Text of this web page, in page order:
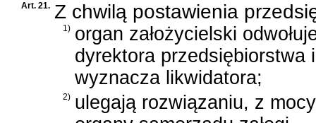
Art. 21. Z chwilą postawienia
1) organ założycielski
dyrektora przedsiębiorstwa i
wyznacza likwidatora;
2) ulegają rozwiązaniu, z